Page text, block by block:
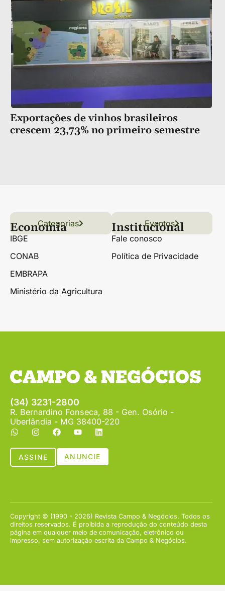
Exportações de vinhos brasileiros
crescem 23,73% no primeiro semestre
Links úteis
Conteúdo Grãos
Florestas Hortifrúti
Categorias Eventos
Economia
IBGE
CONAB
EMBRAPA
Ministério da Agricultura
Institucional
Fale conosco
Política de Privacidade
(34) 3231-2800
R. Bernardino Fonseca, 88 - Gen. Osório -
Uberlândia - MG 38400-220
ASSINE ANUNCIE
Copyright © (1990 - 2026) Revista Campo & Negócios. Todos os
direitos reservados. É proibida a reprodução do conteúdo desta
página em qualquer meio de comunicação, eletrônico ou
impresso, sem autorização escrita da Campo & Negócios.